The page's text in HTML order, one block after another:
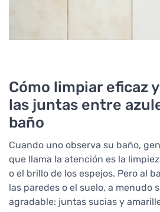
Cómo limpiar eficaz
las juntas entre
baño
Cuando uno observa su baño,
que llama la atención es la
o el brillo de los espejos. Pero al
las paredes o el suelo, a menudo
agradable: juntas sucias y